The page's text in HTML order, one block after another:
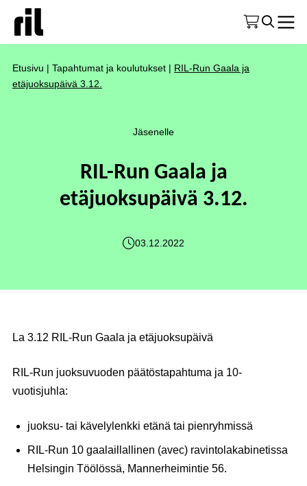
Etusivu | Tapahtumat ja koulutukset | RIL-Run Gaala ja
etäjuoksupäivä 3.12.
Jäsenelle
RIL-Run Gaala ja
etäjuoksupäivä 3.12.
03.12.2022
La 3.12 RIL-Run Gaala ja etäjuoksupäivä
RIL-Run juoksuvuoden päätöstapahtuma ja 10-
vuotisjuhla:
juoksu- tai kävelylenkki etänä tai pienryhmissä
RIL-Run 10 gaalaillallinen (avec) ravintolakabinetissa
Helsingin Töölössä, Mannerheimintie 56.